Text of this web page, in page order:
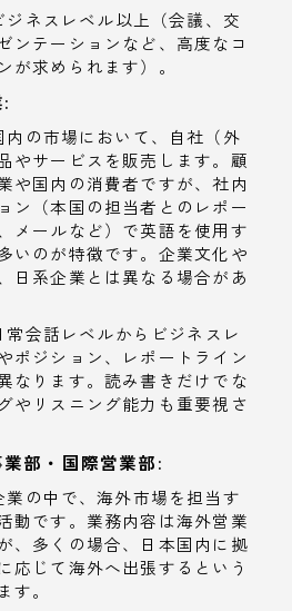
ジネスレベル以上（会議、交
ンテーションなど、高度なコ
が求められます）。
内の市場において、自社（外
やサービスを販売します。顧
や国内の消費者ですが、社内
ン（本国の担当者とのレポー
メールなど）で英語を使用す
いのが特徴です。企業文化や
日系企業とは異なる場合があ
常会話レベルからビジネスレ
ポジション、レポートライン
なります。読み書きだけでな
やリスニング能力も重要視さ
部・国際営業部:
業の中で、海外市場を担当す
動です。業務内容は海外営業
、多くの場合、日本国内に拠
応じて海外へ出張するという
す。